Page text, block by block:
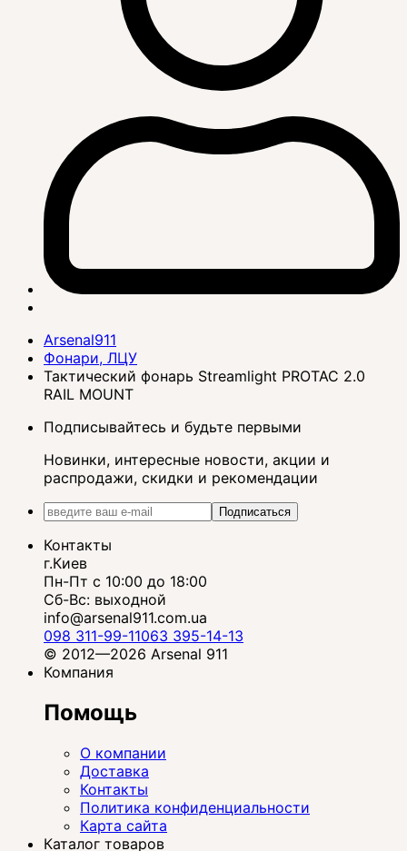
Arsenal911
Фонари, ЛЦУ
Тактический фонарь Streamlight PROTAC 2.0
RAIL MOUNT
Подписывайтесь и будьте первыми
Новинки, интересные новости, акции и
распродажи, скидки и рекомендации
Подписаться
Контакты
г.Киев
Пн-Пт с 10:00 до 18:00
Сб-Вс: выходной
info@arsenal911.com.ua
098 311-99-11063 395-14-13
© 2012—2026 Arsenal 911
Компания
Помощь
О компании
Доставка
Контакты
Политика конфиденциальности
Карта сайта
Каталог товаров